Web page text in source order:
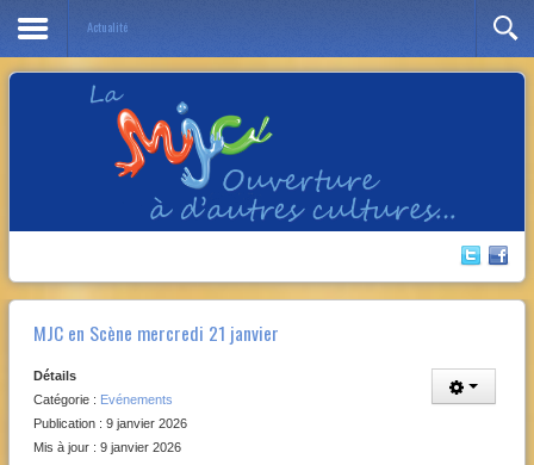
Actualité
MJC en Scène mercredi 21 janvier
Détails
Catégorie : Evénements
Publication : 9 janvier 2026
Mis à jour : 9 janvier 2026